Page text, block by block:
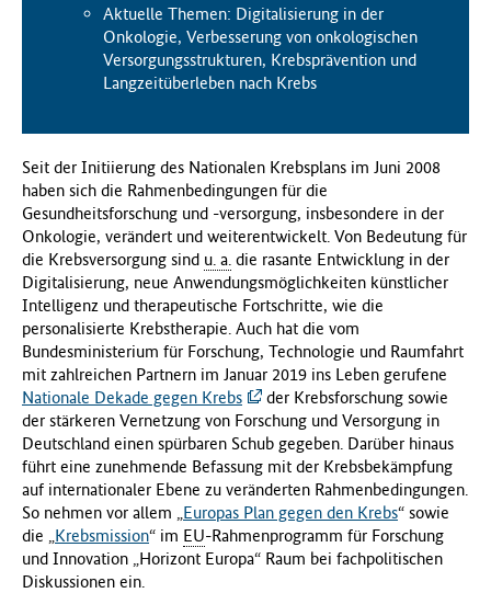
Aktuelle Themen: Digitalisierung in der
Onkologie, Verbesserung von onkologischen
Versorgungsstrukturen, Krebsprävention und
Langzeitüberleben nach Krebs
Seit der Initiierung des Nationalen Krebsplans im Juni 2008
haben sich die Rahmenbedingungen für die
Gesundheitsforschung und -versorgung, insbesondere in der
Onkologie, verändert und weiterentwickelt. Von Bedeutung für
die Krebsversorgung sind u. a. die rasante Entwicklung in der
Digitalisierung, neue Anwendungsmöglichkeiten künstlicher
Intelligenz und therapeutische Fortschritte, wie die
personalisierte Krebstherapie. Auch hat die vom
Bundesministerium für Forschung, Technologie und Raumfahrt
mit zahlreichen Partnern im Januar 2019 ins Leben gerufene
Nationale Dekade gegen Krebs
der Krebsforschung sowie
der stärkeren Vernetzung von Forschung und Versorgung in
Deutschland einen spürbaren Schub gegeben. Darüber hinaus
führt eine zunehmende Befassung mit der Krebsbekämpfung
auf internationaler Ebene zu veränderten Rahmenbedingungen.
So nehmen vor allem „ Europas Plan gegen den Krebs“ sowie
die „ Krebsmission“ im EU-Rahmenprogramm für Forschung
und Innovation „Horizont Europa“ Raum bei fachpolitischen
Diskussionen ein.